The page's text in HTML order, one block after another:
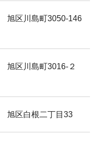
旭区川島町3050-146
旭区川島町3016-２
旭区白根二丁目33